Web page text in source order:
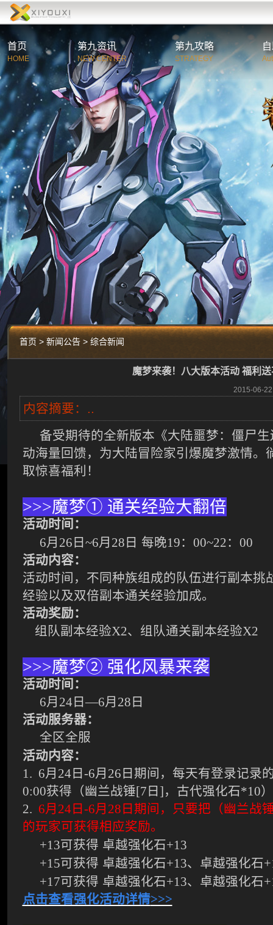
首页
HOME
第九资讯
NEW CENTER
第九攻略
STRATEGY
综合资讯
官方公告
游戏新闻
活动新闻
玩家必读
新
职
首页 > 新闻公告 > 综合新闻
魔梦来袭！八大版本活动 福利
2015-06-
内容摘要：..
备受期待的全新版本《大陆噩梦：僵尸
动海量回馈，为大陆冒险家引爆魔梦激情。
取惊喜福利！
>>>魔梦① 通关经验大翻倍
活动时间：
6月 26 日 ~6月 28 日 每晚19： 00~22： 00
活动内容：
活动时间，不同种族组成的队伍进行副本挑
经验以及双倍副本通关经验加成。
活动奖励：
组队副本经验X2、组队通关副本经验X2
>>>魔梦② 强化风暴来袭
活动时间：
6月 24日—6月 28 日
活动服务器：
全区全服
活动内容：
1. 6月 24日 -6月 26 日期间，每天有登录记录
0:00获得（幽兰战锤[7 日 ]，古代强化石*10
2. 6月 24日 -6月 28 日期间，只要把（幽兰战
的玩家可获得相应奖励。
+13可获得 卓越强化石+13
+15可获得 卓越强化石+13、卓越强化石
+17可获得 卓越强化石+13、卓越强化石
点击查看强化活动详情>>>